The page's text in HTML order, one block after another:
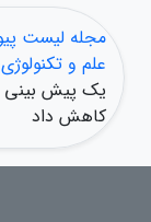
مجله لیست
علم و تکنولوژی
یک پیش بینی
کاهش داد